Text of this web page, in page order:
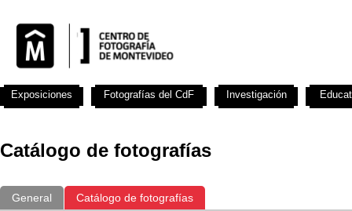
Catálogo de fotografías
General Catálogo de fotografías
Exposiciones Fotografías del CdF Investigación